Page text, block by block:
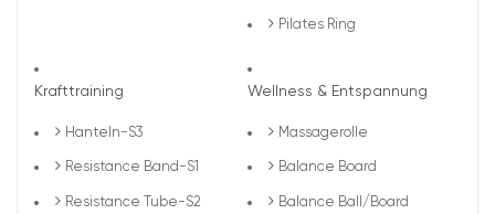
Pilates Ring
Krafttraining
Hanteln-S3
Resistance Band-S1
Resistance Tube-S2
Wellness & Entspannung
Massagerolle
Balance Board
Balance Ball/Board